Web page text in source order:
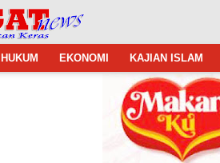
HUKUM EKONOMI KAJIAN ISLAM